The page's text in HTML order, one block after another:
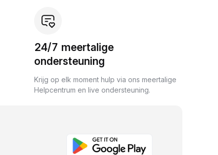
24/7 meertalige
ondersteuning
Krijg op elk moment hulp via ons meertalige
Helpcentrum en live ondersteuning.